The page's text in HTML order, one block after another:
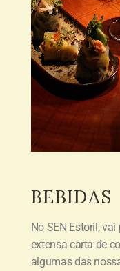
BEBIDAS
No SEN Estoril,
extensa carta de
algumas das